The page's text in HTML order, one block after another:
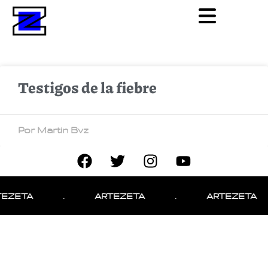
Testigos de la fiebre
Por Martin Bvz
ARTEZETA ARTEZETA